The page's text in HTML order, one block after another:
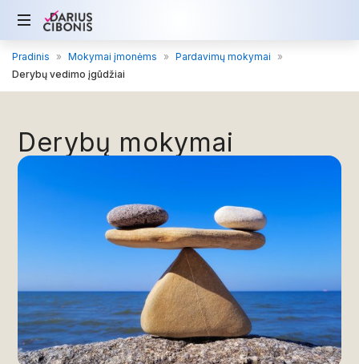
Pradinis » Mokymai įmonėms » Pardavimų mokymai
»
Derybų vedimo įgūdžiai
Derybų mokymai